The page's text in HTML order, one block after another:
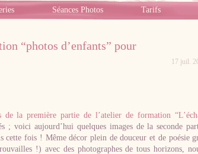
femme enceinte sur Paris
Séances Photos Tarifs
“photos d’enfants” pour
17 juil.
de la première partie de l’atelier de formation
; voici aujourd’hui quelques images de la seconde
cette fois ! Même décor plein de douceur et de poésie
!) avec des photographes de tous horizons,